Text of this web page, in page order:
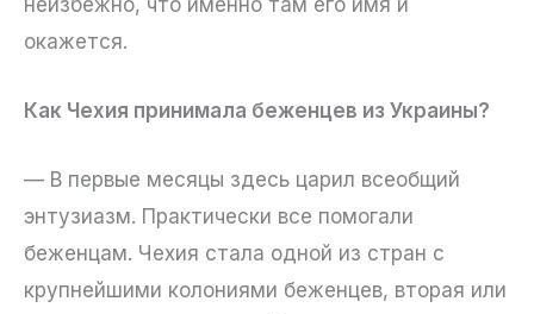
окажется.
Как Чехия принимала беженцев из Украины?
— В первые месяцы здесь царил всеобщий
энтузиазм. Практически все помогали
беженцам. Чехия стала одной из стран с
крупнейшими колониями беженцев, вторая или